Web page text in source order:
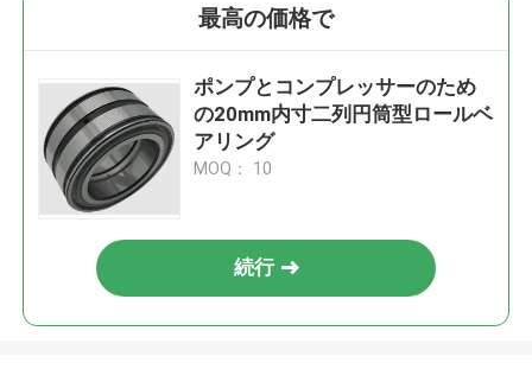
最高の価格で
ポンプとコンプレッサーのため
の20mm内寸二列円筒型ロールベ
アリング
MOQ： 10
続行